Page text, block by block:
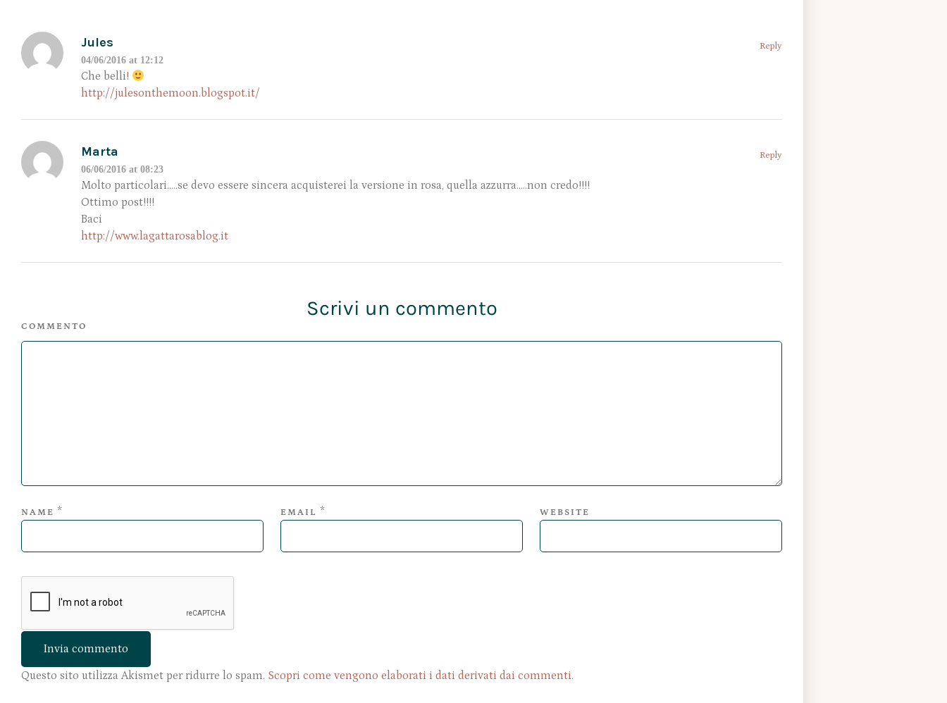
Jules
04/06/2016 at 12:12
Reply
Che belli!
http://julesonthemoon.blogspot.it/
Marta
06/06/2016 at 08:23
Reply
Molto particolari…..se devo essere sincera acquisterei la versione in rosa, quella azzurra…..non credo!!!!
Ottimo post!!!!
Baci
http://www.lagattarosablog.it
Scrivi un commento
COMMENTO
NAME * EMAIL * WEBSITE
Questo sito utilizza Akismet per ridurre lo spam. Scopri come vengono elaborati i dati derivati dai commenti.